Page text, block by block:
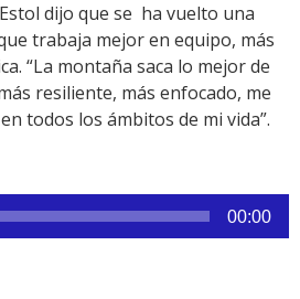
dijo que se ha vuelto una
trabaja mejor en equipo, más
“La montaña saca lo mejor de
resiliente, más enfocado, me
todos los ámbitos de mi vida”.
00:00